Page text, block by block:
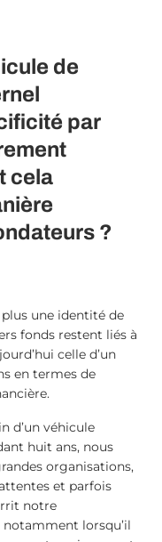
de
par
cela
?
une identité de
fonds restent liés à
celle d’un
en termes de
d’un véhicule
huit ans, nous
organisations,
et parfois
notre
lorsqu’il